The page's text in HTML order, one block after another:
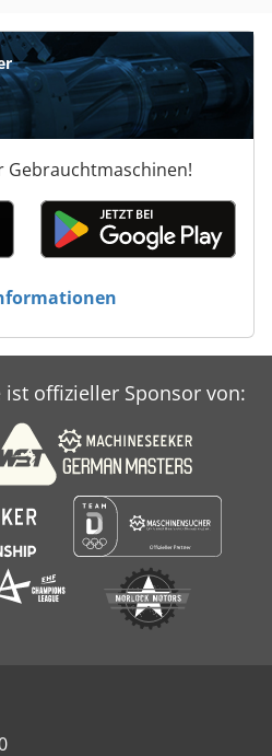
Gebrauchtmaschinen!
offizieller Sponsor von: